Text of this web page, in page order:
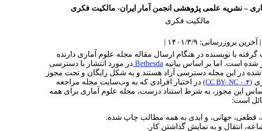
– نشریه علمی پژوهشی انجمن آمار ایران- مالکیت فکری
مالکیت فکری
| آخرین بروزرسانی: ۱۴۰۱/۳/۹ |
با نویسنده در هنگام ارسال مقاله مجله علوم آماری دارنده
است. اما بر اساس بیانیه Bethesda در مورد انتشار با دسترسی
شده در این مجله دسترسی آزاد هستند و به شکل رایگان و تحت مجوز
(CC BY- NC ۰.۴) در اختیار افرادی که به وب‌سایت مجله مراجعه
این مجوز، به شرط استناد درست، مجله علوم آماری برای همه
است:
قطعی، جهانی، و ابدی به همه مطالب چاپ شده.
انتقال و به نمایش گذاشتن کار.